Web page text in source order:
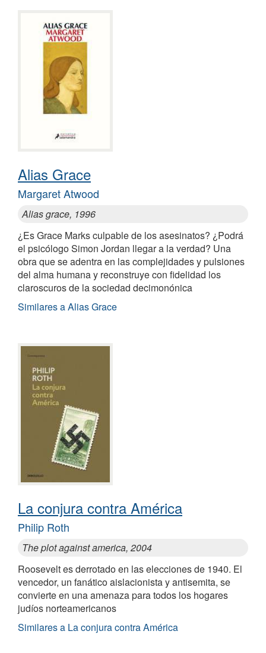
Alias Grace
Margaret Atwood
Alias grace, 1996
¿Es Grace Marks culpable de los asesinatos? ¿Podrá
el psicólogo Simon Jordan llegar a la verdad? Una
obra que se adentra en las complejidades y pulsiones
del alma humana y reconstruye con fidelidad los
claroscuros de la sociedad decimonónica
Similares a Alias Grace
La conjura contra América
Philip Roth
The plot against america, 2004
Roosevelt es derrotado en las elecciones de 1940. El
vencedor, un fanático aislacionista y antisemita, se
convierte en una amenaza para todos los hogares
judíos norteamericanos
Similares a La conjura contra América